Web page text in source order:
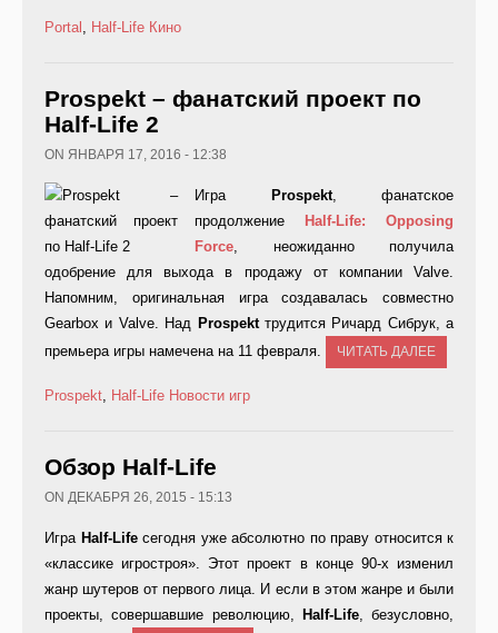
Portal , Half-Life Кино
Prospekt – фанатский проект по
Half-Life 2
ON ЯНВАРЯ 17, 2016 - 12:38
Игра Prospekt, фанатское
продолжение
Half-Life: Opposing
Force, неожиданно получила
одобрение для выхода в продажу от компании Valve.
Напомним, оригинальная игра создавалась совместно
Gearbox и Valve. Над Prospekt трудится Ричард Сибрук, а
премьера игры намечена на 11 февраля.
ЧИТАТЬ ДАЛЕЕ
Prospekt, Half-Life Новости игр
Обзор Half-Life
ON ДЕКАБРЯ 26, 2015 - 15:13
Игра Half-Lifeсегодня уже абсолютно по праву относится к
«классике игростроя». Этот проект в конце 90-х изменил
жанр шутеров от первого лица. И если в этом жанре и были
проекты, совершавшие революцию,
Half-Life, безусловно,